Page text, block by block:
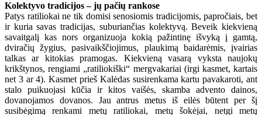
Kolektyvo tradicijos – jų pačių rankose
Patys ratiliokai ne tik domisi senosiomis tradicijomis, papročiais, bet
ir kuria savas tradicijas, suburiančias kolektyvą. Beveik kiekvieną
savaitgalį kas nors organizuoja kokią pažintinę išvyką į gamtą,
dviračių žygius, pasivaikščiojimus, plaukimą baidarėmis, įvairias
talkas ar kitokias pramogas. Kiekvieną vasarą vyksta naujokų
krikštynos, rengiami „ratiliokiški“ mergvakariai (irgi kasmet, kartais
net 3 ar 4). Kasmet prieš Kalėdas susirenkama kartu pavakaroti, ant
stalo puikuojasi kūčia ir kitos vaišės, skamba advento dainos,
dovanojamos dovanos. Jau antrus metus iš eilės būtent per šį
susibėgimą renkami metų ratiliokai, metų šokėjai, netgi metų